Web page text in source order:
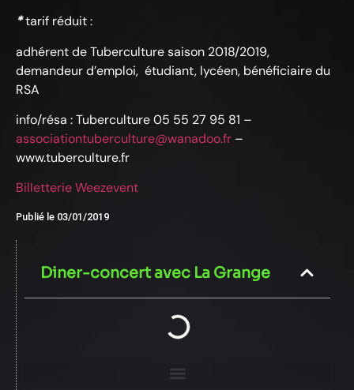
*tarif réduit :
adhérent de Tuberculture saison 2018/2019,
demandeur d’emploi, étudiant, lycéen, bénéficiaire du
RSA
info/résa : Tuberculture 05 55 27 95 81 –
associationtuberculture@wanadoo.fr –
www.tuberculture.fr
Billetterie Weezevent
Publié le 03/01/2019
Diner-concert avec La Grange